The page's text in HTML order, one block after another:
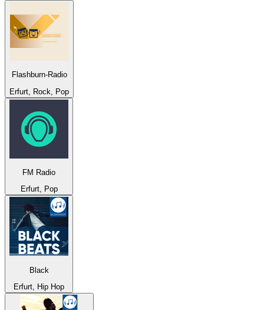
Flashburn-Radio
Erfurt, Rock, Pop
FM Radio
Erfurt, Pop
Black
Erfurt, Hip Hop